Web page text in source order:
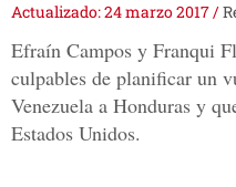
Actualizado: 24 marzo 2017/
Efraín Campos y Franqui
culpables de planificar un
Venezuela a Honduras y
Estados Unidos.